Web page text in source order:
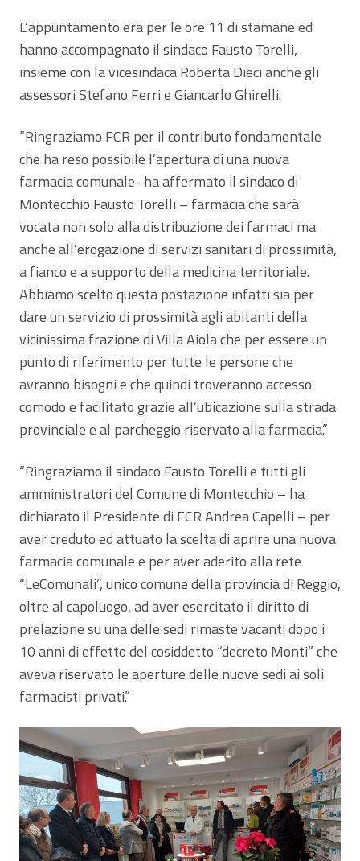
L’appuntamento era per le ore 11 di stamane ed
hanno accompagnato il sindaco Fausto Torelli,
insieme con la vicesindaca Roberta Dieci anche gli
assessori Stefano Ferri e Giancarlo Ghirelli.
“Ringraziamo FCR per il contributo fondamentale
che ha reso possibile l’apertura di una nuova
farmacia comunale -ha affermato il sindaco di
Montecchio Fausto Torelli – farmacia che sarà
vocata non solo alla distribuzione dei farmaci ma
anche all’erogazione di servizi sanitari di prossimità,
a fianco e a supporto della medicina territoriale.
Abbiamo scelto questa postazione infatti sia per
dare un servizio di prossimità agli abitanti della
vicinissima frazione di Villa Aiola che per essere un
punto di riferimento per tutte le persone che
avranno bisogni e che quindi troveranno accesso
comodo e facilitato grazie all’ubicazione sulla strada
provinciale e al parcheggio riservato alla farmacia.”
“Ringraziamo il sindaco Fausto Torelli e tutti gli
amministratori del Comune di Montecchio – ha
dichiarato il Presidente di FCR Andrea Capelli – per
aver creduto ed attuato la scelta di aprire una nuova
farmacia comunale e per aver aderito alla rete
“LeComunali”, unico comune della provincia di Reggio,
oltre al capoluogo, ad aver esercitato il diritto di
prelazione su una delle sedi rimaste vacanti dopo i
10 anni di effetto del cosiddetto “decreto Monti” che
aveva riservato le aperture delle nuove sedi ai soli
farmacisti privati.”